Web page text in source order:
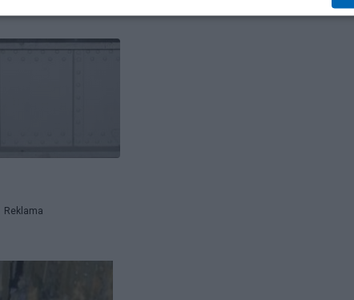
Reklama